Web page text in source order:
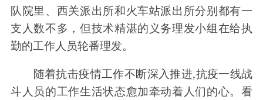
队院里、西关派出所和火车站派出所分别都有一
支人数不多，但技术精湛的义务理发小组在给执
勤的工作人员轮番理发。
随着抗击疫情工作不断深入推进,抗疫一线战
斗人员的工作生活状态愈加牵动着人们的心。看